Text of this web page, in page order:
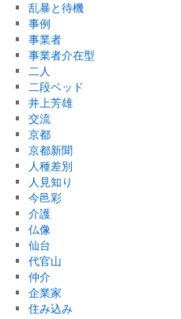
乱暴と待機
事例
事業者
事業者介在型
二人
二段ベッド
井上芳雄
交流
京都
京都新聞
人種差別
人見知り
今邑彩
介護
仏像
仙台
代官山
仲介
企業家
住み込み